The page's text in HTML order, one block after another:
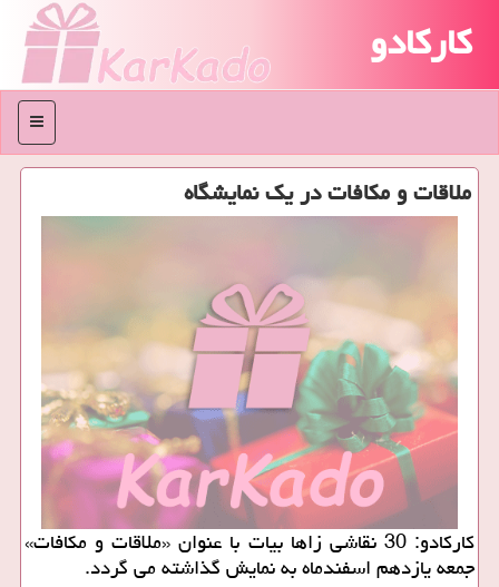
کارکادو
منو
ملاقات و مكافات در یك نمایشگاه
كاركادو: 30 نقاشی زاها بیات با عنوان «ملاقات و مكافات»
جمعه یازدهم اسفندماه به نمایش گذاشته می گردد.